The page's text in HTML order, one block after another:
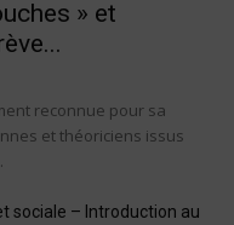
» et
reconnue pour sa
et théoriciens issus
sociale – Introduction au